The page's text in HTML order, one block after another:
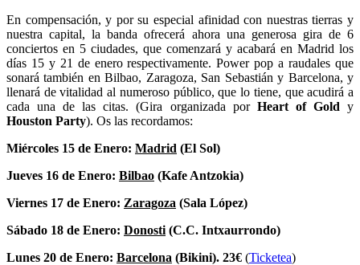
En compensación, y por su especial afinidad con nuestras tierras y
nuestra capital, la banda ofrecerá ahora una generosa gira de 6
conciertos en 5 ciudades, que comenzará y acabará en Madrid los
días 15 y 21 de enero respectivamente. Power pop a raudales que
sonará también en Bilbao, Zaragoza, San Sebastián y Barcelona, y
llenará de vitalidad al numeroso público, que lo tiene, que acudirá a
cada una de las citas. (Gira organizada por Heart of Gold y
Houston Party). Os las recordamos:
Miércoles 15 de Enero: Madrid (El Sol)
Jueves 16 de Enero: Bilbao (Kafe Antzokia)
Viernes 17 de Enero: Zaragoza (Sala López)
Sábado 18 de Enero: Donosti (C.C. Intxaurrondo)
Lunes 20 de Enero: Barcelona (Bikini). 23€ (Ticketea)